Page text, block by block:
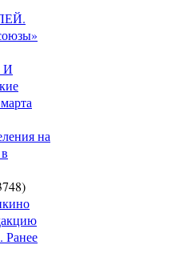
на
)
Ранее